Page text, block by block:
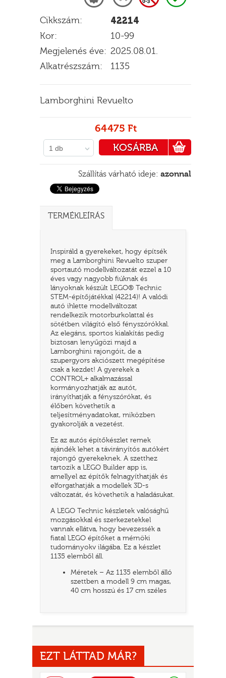
Cikkszám: 42214
Kor:
10-99
Megjelenés éve: 2025.08.01.
Alkatrészszám:
1135
Lamborghini Revuelto
64475 Ft
1 db
KOSÁRBA
Szállítás várható ideje: azonnal
TERMÉKLEÍRÁS
Inspiráld a gyerekeket, hogy építsék
meg a Lamborghini Revuelto szuper
sportautó modellváltozatát ezzel a 10
éves vagy nagyobb fiúknak és
lányoknak készült LEGO® Technic
STEM-építőjátékkal (42214)! A valódi
autó ihlette modellváltozat
rendelkezik motorburkolattal és
sötétben világító első fényszórókkal.
Az elegáns, sportos kialakítás pedig
biztosan lenyűgözi majd a
Lamborghini rajongóit, de a
szupergyors akciószett megépítése
csak a kezdet! A gyerekek a
CONTROL+ alkalmazással
kormányozhatják az autót,
irányíthatják a fényszórókat, és
élőben követhetik a
teljesítményadatokat, miközben
gyakorolják a vezetést.
Ez az autós építőkészlet remek
ajándék lehet a távirányítós autókért
rajongó gyerekeknek. A szetthez
tartozik a LEGO Builder app is,
amellyel az építők felnagyíthatják és
elforgathatják a modellek 3D-s
változatát, és követhetik a haladásukat.
A LEGO Technic készletek valósághű
mozgásokkal és szerkezetekkel
vannak ellátva, hogy bevezessék a
fiatal LEGO építőket a mérnöki
tudományokv ilágába. Ez a készlet
1135 elemből áll.
Méretek – Az 1135 elemből álló
szettben a modell 9 cm magas,
40 cm hosszú és 17 cm széles
EZT LÁTTAD MÁR?